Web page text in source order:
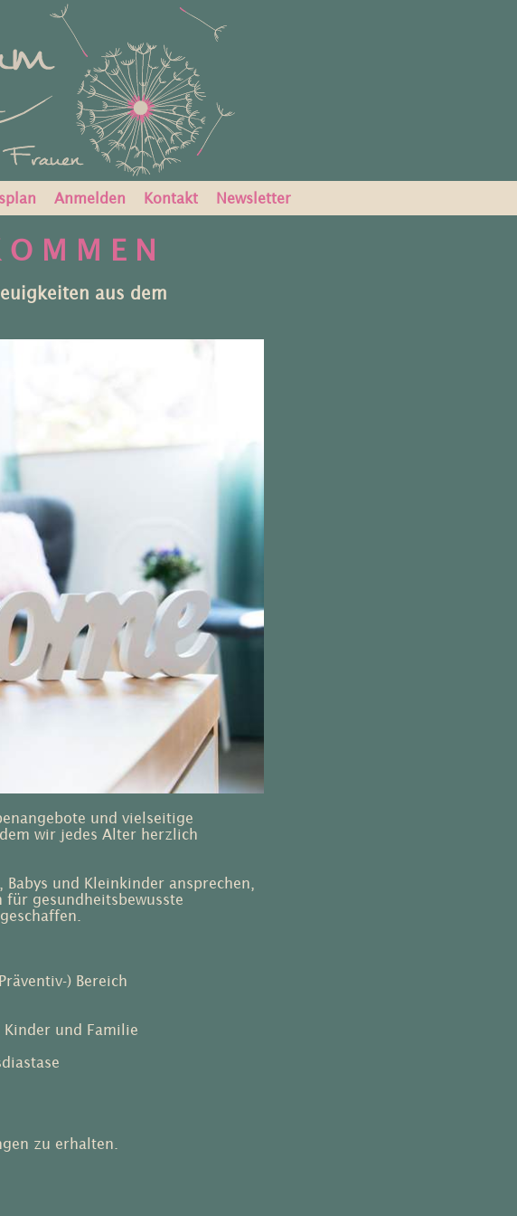
Anmelden Kontakt Newsletter
M M E N
aus dem
und vielseitige
wir jedes Alter herzlich
und Kleinkinder ansprechen,
gesundheits­bewusste
) Bereich
Kinder und Familie
zu erhalten.